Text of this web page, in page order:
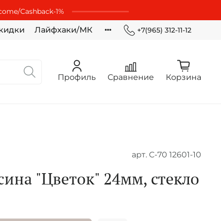
Cashbaсk-1%
Лайфхаки/МК +7(965) 312-11-12
Профиль Сравнение Корзина
арт. C-70 12601-10
"Цветок" 24мм, стекло